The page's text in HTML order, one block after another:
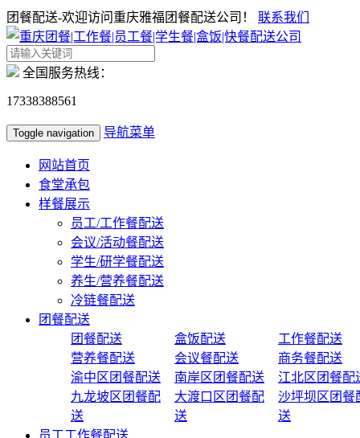
团餐配送-欢迎访问重庆雅福团餐配送公司！ 联系我们
全国服务热线：
17338388561
Toggle navigation 导航菜单
网站首页
食堂承包
样餐展示
员工/工作餐配送
会议/活动餐配送
学生/研学餐配送
养生/营养餐配送
冷链餐配送
团餐配送
团餐配送
盒饭配送
工作餐配送
营养餐配送
会议餐配送
商务餐配送
渝中区团餐配送
南岸区团餐配送
江北区团餐配
九龙坡区团餐配
送
大渡口区团餐配
送
沙坪坝区团餐
送
员工工作餐配送